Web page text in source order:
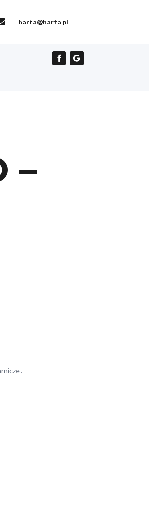
harta@harta.pl
–
.